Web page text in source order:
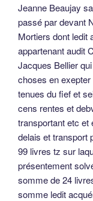
Jeanne Beaujay
passé par devant
Mortiers dont ledit
appartenant audit
Jacques Bellier
choses en
tenues du fief et
cens rentes et
transportant etc et
delais et transport
99 livres tz sur
présentement
somme de 24
somme ledit